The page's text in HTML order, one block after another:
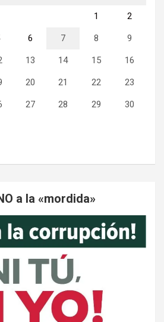
1 2
6 7 8 9
13 14 15 16
20 21 22 23
27 28 29 30
a la «mordida»